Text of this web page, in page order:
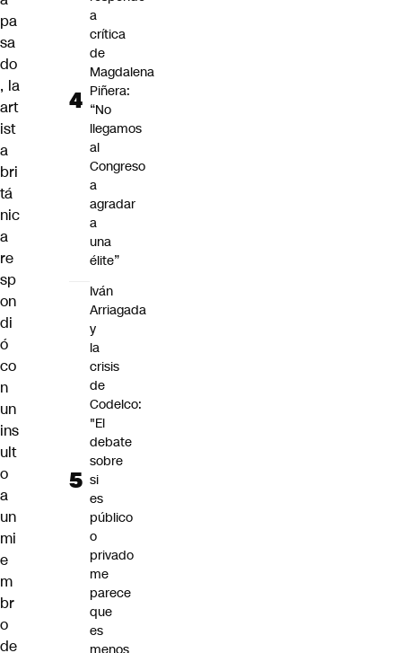
pa
sa
do
, la
art
ist
a
bri
tá
nic
a
re
sp
on
di
ó
co
n
un
ins
ult
o
a
un
mi
e
m
br
o
de
a
crítica
de
Magdalena
Piñera:
“No
llegamos
al
Congreso
a
agradar
a
una
élite”
Iván
Arriagada
y
la
crisis
de
Codelco:
"El
debate
sobre
si
es
público
o
privado
me
parece
que
es
menos